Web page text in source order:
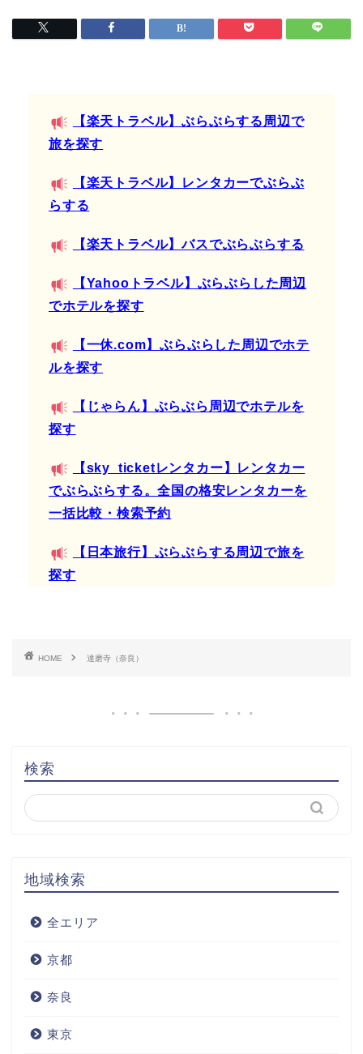
【楽天トラベル】ぶらぶらする周辺で
旅を探す
【楽天トラベル】レンタカーでぶらぶ
らする
【楽天トラベル】バスでぶらぶらする
【Yahooトラベル】ぶらぶらした周辺
でホテルを探す
【一休.com】ぶらぶらした周辺でホテ
ルを探す
【じゃらん】ぶらぶら周辺でホテルを
探す
【sky_ticketレンタカー】レンタカー
でぶらぶらする。全国の格安レンタカーを
一括比較・検索予約
【日本旅行】ぶらぶらする周辺で旅を
探す
HOME 達磨寺（奈良）
検索
地域検索
全エリア
京都
奈良
東京